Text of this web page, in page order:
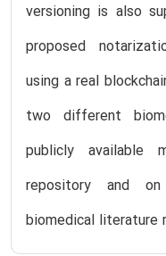
versioning is also
proposed
using a real
two different
publicly available
repository and
biomedical literature